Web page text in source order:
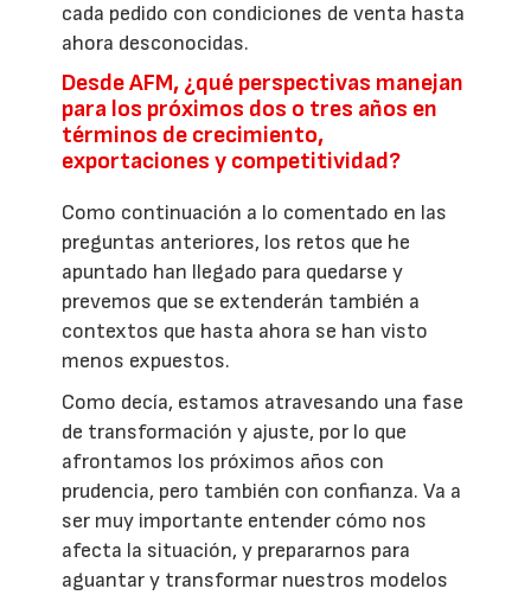
cada pedido con condiciones de venta hasta
ahora desconocidas.
Desde AFM, ¿qué perspectivas manejan
para los próximos dos o tres años en
términos de crecimiento,
exportaciones y competitividad?
Como continuación a lo comentado en las
preguntas anteriores, los retos que he
apuntado han llegado para quedarse y
prevemos que se extenderán también a
contextos que hasta ahora se han visto
menos expuestos.
Como decía, estamos atravesando una fase
de transformación y ajuste, por lo que
afrontamos los próximos años con
prudencia, pero también con confianza. Va a
ser muy importante entender cómo nos
afecta la situación, y prepararnos para
aguantar y transformar nuestros modelos